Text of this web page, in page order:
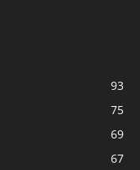
93
75
69
67